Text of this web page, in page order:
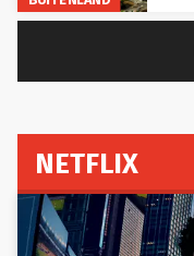
NETFLIX